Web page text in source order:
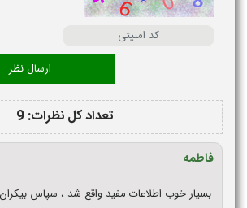
تعداد کل نظرات: 9
فاطمه
بسیار خوب اطلاعات مفید واقع شد ، سپاس